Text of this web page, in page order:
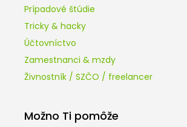
Prípadové štúdie
Tricky & hacky
Účtovníctvo
Zamestnanci & mzdy
Živnostník / SZČO / freelancer
Možno Ti pomôže